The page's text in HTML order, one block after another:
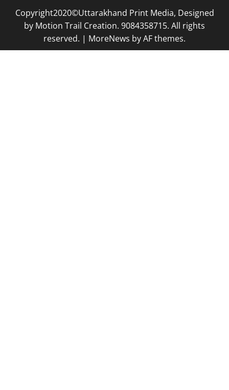
Copyright2020©Uttarakhand Print Media, Designed
by Motion Trail Creation. 9084358715. All rights
reserved. | MoreNews by AF themes.